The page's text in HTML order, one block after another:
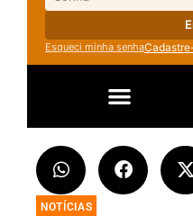
Esqueci minha senha
NOTÍCIAS